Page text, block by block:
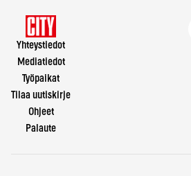
Yhteystiedot
Mediatiedot
Työpaikat
Tilaa uutiskirje
Ohjeet
Palaute